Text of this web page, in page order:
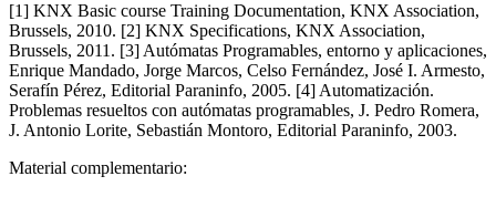
[1] KNX Basic course Training Documentation, KNX Association,
Brussels, 2010. [2] KNX Specifications, KNX Association,
Brussels, 2011. [3] Autómatas Programables, entorno y aplicaciones,
Enrique Mandado, Jorge Marcos, Celso Fernández, José I. Armesto,
Serafín Pérez, Editorial Paraninfo, 2005. [4] Automatización.
Problemas resueltos con autómatas programables, J. Pedro Romera,
J. Antonio Lorite, Sebastián Montoro, Editorial Paraninfo, 2003.
Material complementario: